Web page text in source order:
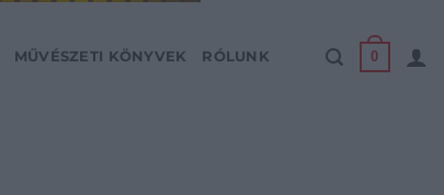
MŰVÉSZETI KÖNYVEK RÓLUNK 0